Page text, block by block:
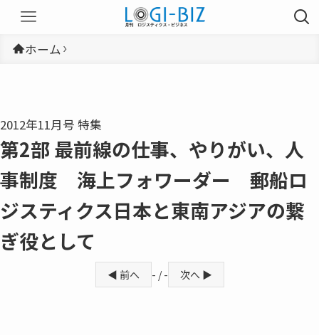
ホーム
2012年11月号 特集
第2部 最前線の仕事、やりがい、人
事制度 海上フォワーダー 郵船ロ
ジスティクス日本と東南アジアの繋
ぎ役として
◀ 前へ - / - 次へ ▶